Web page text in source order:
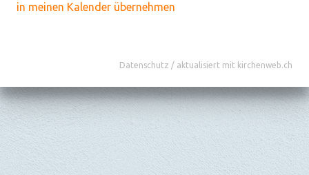
in meinen Kalender übernehmen
Datenschutz / aktualisiert mit kirchenweb.ch